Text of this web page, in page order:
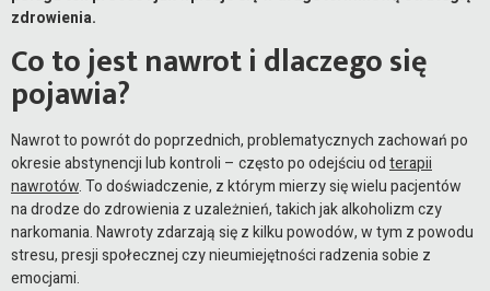
zdrowienia.
Co to jest nawrot i dlaczego się
pojawia?
Nawrot to powrót do poprzednich, problematycznych zachowań po
okresie abstynencji lub kontroli – często po odejściu odterapii
nawrotów. To doświadczenie, z którym mierzy się wielu pacjentów
na drodze do zdrowienia z uzależnień, takich jak alkoholizm czy
narkomania. Nawroty zdarzają się z kilku powodów, w tym z powodu
stresu, presji społecznej czy nieumiejętności radzenia sobie z
emocjami.